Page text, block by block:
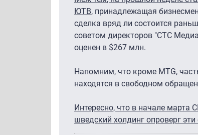
ЮТВ, принадлежащая
сделка вряд ли состоится
советом директоров "СТС
оценен в $267 млн.
Напомним, что кроме MTG,
находятся в свободном
Интересно, что в начале
шведский холдинг опроверг